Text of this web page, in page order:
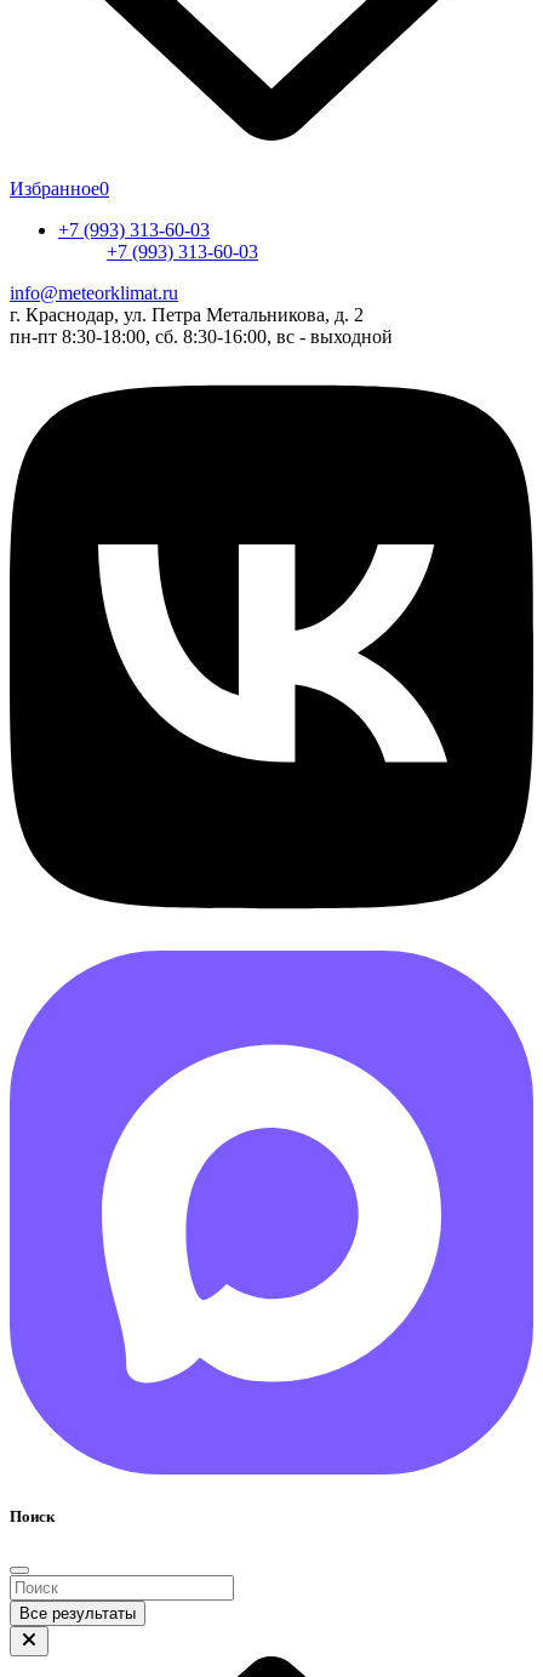
Избранное0
+7 (993) 313-60-03
+7 (993) 313-60-03
info@meteorklimat.ru
г. Краснодар, ул. Петра Метальникова, д. 2
пн-пт 8:30-18:00, сб. 8:30-16:00, вс - выходной
Поиск
Все результаты